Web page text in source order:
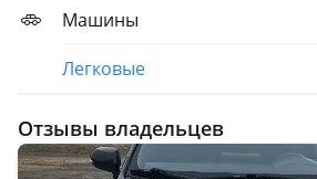
Машины
Легковые
Отзывы владельцев